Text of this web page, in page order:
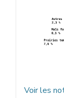
Voir les